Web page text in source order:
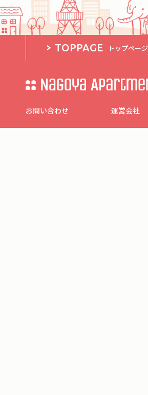
TOPPAGE トップページ
お問い合わせ 運営会社